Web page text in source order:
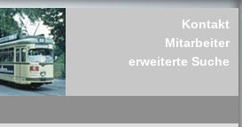
Kontakt
Mitarbeiter
erweiterte Suche